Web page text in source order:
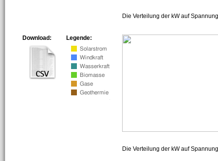
Die Verteilung der kW auf
Legende:
Download:
Die Verteilung der kW auf